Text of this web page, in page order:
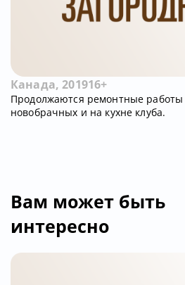
Канада, 201916+
Продолжаются ремонтные работы
новобрачных и на кухне клуба.
Вам может быть
интересно